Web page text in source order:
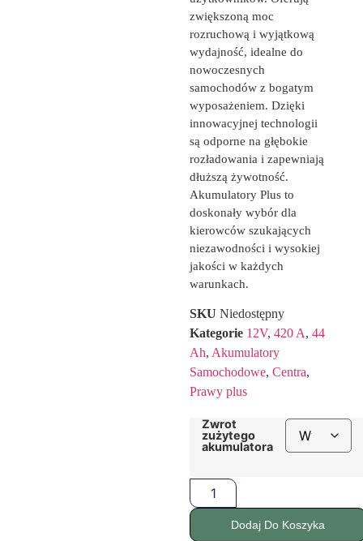
zwiększoną moc
rozruchową i wyjątkową
wydajność, idealne do
nowoczesnych
samochodów z bogatym
wyposażeniem. Dzięki
innowacyjnej technologii
są odporne na głębokie
rozładowania i zapewniają
dłuższą żywotność.
Akumulatory Plus to
doskonały wybór dla
kierowców szukających
niezawodności i wysokiej
jakości w każdych
warunkach.
SKU Niedostępny
Kategorie 12V, 420 A, 44
Ah, Akumulatory
Samochodowe, Centra,
Prawy plus
Zwrot
zużytego
akumulatora
Dodaj Do Koszyka